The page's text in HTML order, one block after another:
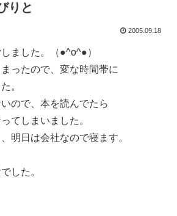
りと
2005.09.18
ました。（●^o^●）
ったので、変な時間帯に
。
ので、本を読んでたら
てしまいました。
明日は会社なので寝ます。
した。